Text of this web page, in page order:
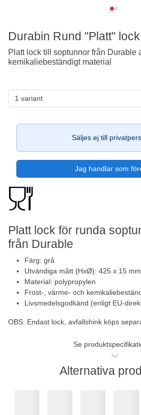
Platt lock för runda
från Durable
Färg: grå
Utvändiga mått (HxØ): 425 x 15 mm
Material: polypropylen
Frost-, värme- och
Livsmedelsgodkänd (enligt EU-
OBS: Endast lock, avfallshink köps
Se
1 variant
Säljes ej till
Jag handlar som
Durabin Rund "Platt"
Platt lock till soptunnor från Durable
kemikaliebeständigt material
Alternativa